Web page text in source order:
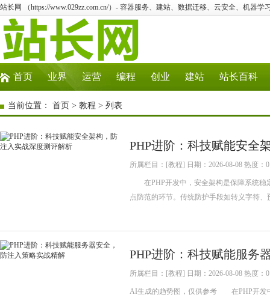
站长网 （https://www.029zz.com.cn/）- 容器服务、建站、数据迁移、云安全、机器学
首页 业界 运营 编程 创业 建站 站长百科
当前位置： 首页 > 教程 > 列表
PHP进阶：科技赋能安全
所属栏目：[教程] 日期：2026-08-08 热度：0
在PHP开发中，安全架构是保障系统稳
点防范的环节。传统防护手段如转义字符
PHP进阶：科技赋能服务
所属栏目：[教程] 日期：2026-08-08 热度：0
AI生成的趋势图，仅供参考 在PHP开发